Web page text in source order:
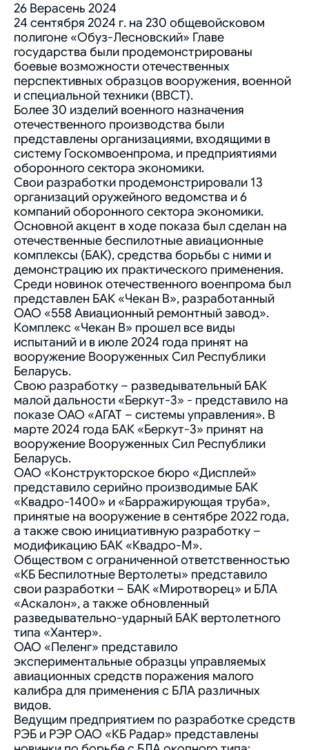
26 Верасень 2024
24 сентября 2024 г. на 230 общевойсковом
полигоне «Обуз-Лесновский» Главе
государства были продемонстрированы
боевые возможности отечественных
перспективных образцов вооружения, военной
и специальной техники (ВВСТ).
Более 30 изделий военного назначения
отечественного производства были
представлены организациями, входящими в
систему Госкомвоенпрома, и предприятиями
оборонного сектора экономики.
Свои разработки продемонстрировали 13
организаций оружейного ведомства и 6
компаний оборонного сектора экономики.
Основной акцент в ходе показа был сделан на
отечественные беспилотные авиационные
комплексы (БАК), средства борьбы с ними и
демонстрацию их практического применения.
Среди новинок отечественного военпрома был
представлен БАК «Чекан В», разработанный
ОАО «558 Авиационный ремонтный завод».
Комплекс «Чекан В» прошел все виды
испытаний и в июле 2024 года принят на
вооружение Вооруженных Сил Республики
Беларусь.
Свою разработку – разведывательный БАК
малой дальности «Беркут-3» - представило на
показе ОАО «АГАТ – системы управления». В
марте 2024 года БАК «Беркут-3» принят на
вооружение Вооруженных Сил Республики
Беларусь.
ОАО «Конструкторское бюро «Дисплей»
представило серийно производимые БАК
«Квадро-1400» и «Барражирующая труба»,
принятые на вооружение в сентябре 2022 года,
а также свою инициативную разработку –
модификацию БАК «Квадро-М».
Обществом с ограниченной ответственностью
«КБ Беспилотные Вертолеты» представило
свои разработки – БАК «Миротворец» и БЛА
«Аскалон», а также обновленный
разведывательно-ударный БАК вертолетного
типа «Хантер».
ОАО «Пеленг» представило
экспериментальные образцы управляемых
авиационных средств поражения малого
калибра для применения с БЛА различных
видов.
Ведущим предприятием по разработке средств
РЭБ и РЭР ОАО «КБ Радар» представлены